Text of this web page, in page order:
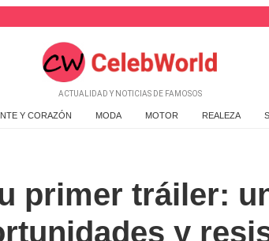
ACTUALIDAD Y NOTICIAS DE FAMOSOS
Y CORAZÓN MODA MOTOR REALEZA
primer tráiler:
y